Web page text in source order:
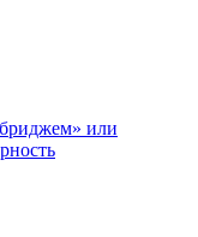
или